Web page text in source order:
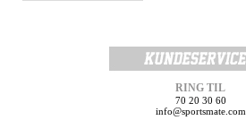
RING TIL
70 20 30 60
info@sportsmate.com